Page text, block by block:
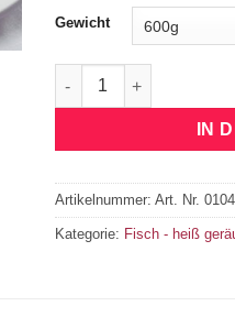
Gewicht
Räucher-Aal, ganz
IN
Artikelnummer: Art. Nr. 0104
Kategorie: Fisch - heiß